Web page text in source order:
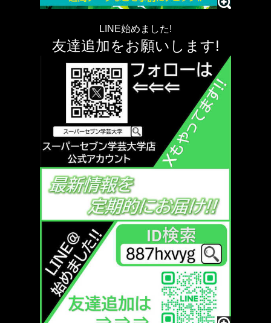
LINE始めました!
友達追加をお願いします!